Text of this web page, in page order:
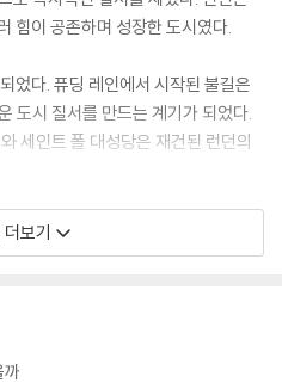
힘이 공존하며 성장한 도시였다.
었다. 퓨딩 레인에서 시작된 불길은
도시 질서를 만드는 계기가 되었다.
세인트 폴 대성당은 재건된 런던의
로 성장했다. 서더크의 무대 문화, 세
험, 영란은행의 신용 체계는 런던을
확장되었다. 하수도와 지하철은 도
보기
까